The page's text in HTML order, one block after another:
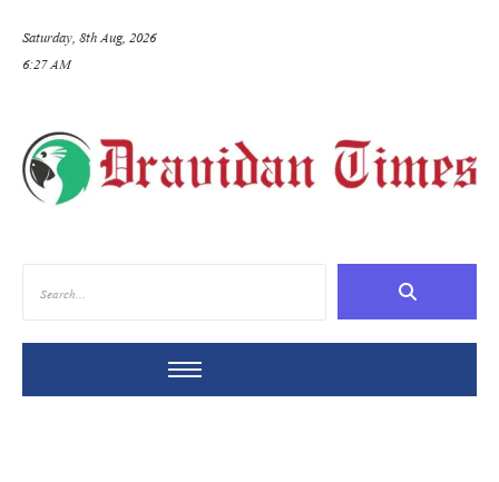
Saturday, 8th Aug, 2026
6:27 AM